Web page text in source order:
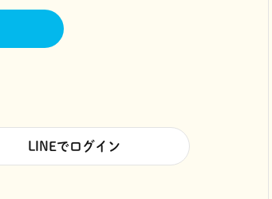
LINEでログイン